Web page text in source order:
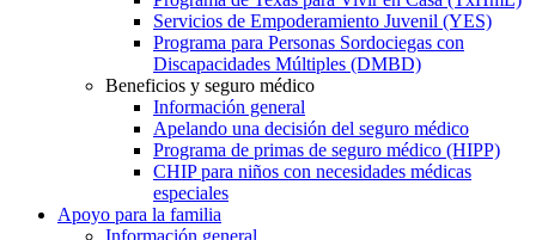
Servicios de Empoderamiento Juvenil (YES)
Programa para Personas Sordociegas con
Discapacidades Múltiples (DMBD)
Beneficios y seguro médico
Información general
Apelando una decisión del seguro médico
Programa de primas de seguro médico (HIPP)
CHIP para niños con necesidades médicas
especiales
Apoyo para la familia
Información general